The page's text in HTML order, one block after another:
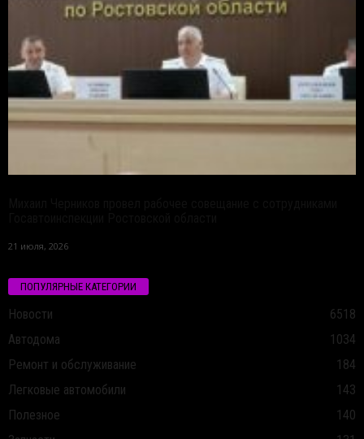
21 июля, 2026
ПОПУЛЯРНЫЕ КАТЕГОРИИ
Новости
6518
Автодома
1034
Ремонт и обслуживание
184
Легковые автомобили
143
Полезное
140